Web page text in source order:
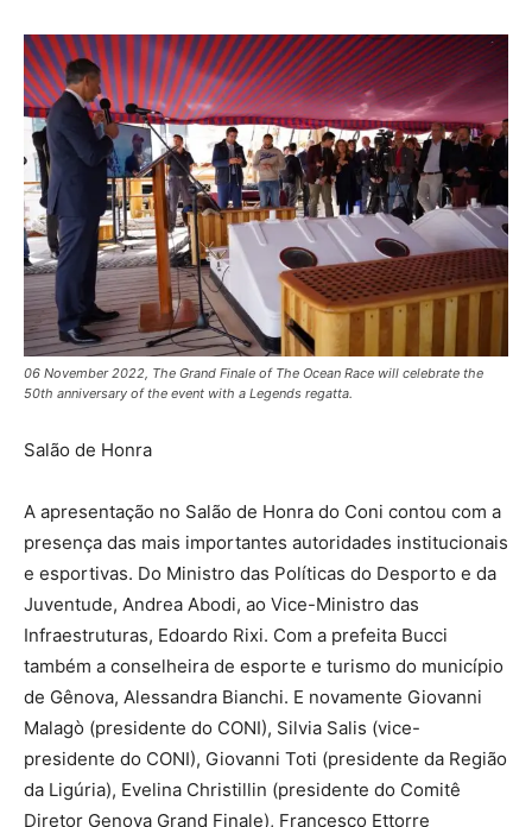
06 November 2022, The Grand Finale of The Ocean Race will celebrate the
50th anniversary of the event with a Legends regatta.
Salão de Honra
A apresentação no Salão de Honra do Coni contou com a
presença das mais importantes autoridades institucionais
e esportivas. Do Ministro das Políticas do Desporto e da
Juventude, Andrea Abodi, ao Vice-Ministro das
Infraestruturas, Edoardo Rixi. Com a prefeita Bucci
também a conselheira de esporte e turismo do município
de Gênova, Alessandra Bianchi. E novamente Giovanni
Malagò (presidente do CONI), Silvia Salis (vice-
presidente do CONI), Giovanni Toti (presidente da Região
da Ligúria), Evelina Christillin (presidente do Comitê
Diretor Genova Grand Finale), Francesco Ettorre